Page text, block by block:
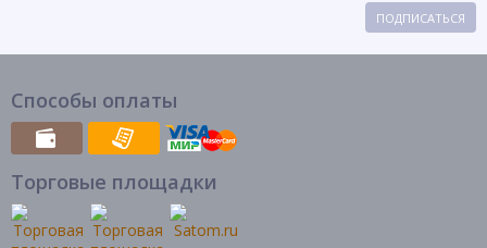
ПОДПИСАТЬСЯ
Способы оплаты
Торговые площадки